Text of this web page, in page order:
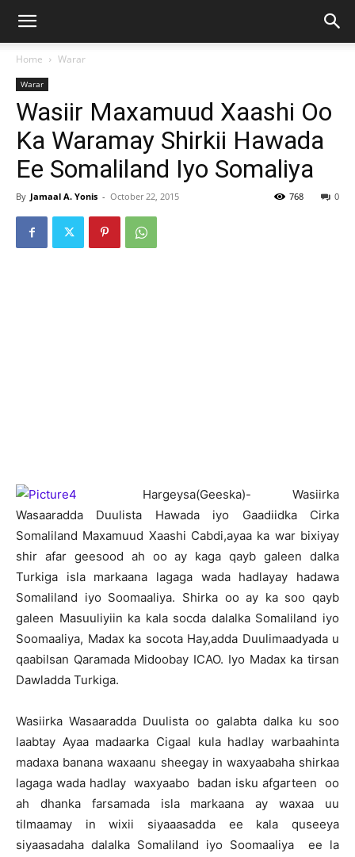
Home Warar
Warar
Wasiir Maxamuud Xaashi Oo
Ka Waramay Shirkii Hawada
Ee Somaliland Iyo Somaliya
By Jamaal A. Yonis - October 22, 2015 0
768
Hargeysa(Geeska)- Wasiirka
Wasaaradda Duulista Hawada iyo Gaadiidka Cirka
Somaliland Maxamuud Xaashi Cabdi,ayaa ka war bixiyay
shir afar geesood ah oo ay kaga qayb galeen dalka
Turkiga isla markaana lagaga wada hadlayay hadawa
Somaliland iyo Soomaaliya. Shirka oo ay ka soo qayb
galeen Masuuliyiin ka kala socda dalalka Somaliland iyo
Soomaaliya, Madax ka socota Hay,adda Duulimaadyada u
qaabilsan Qaramada Midoobay ICAO. Iyo Madax ka tirsan
Dawladda Turkiga.
Wasiirka Wasaaradda Duulista oo galabta dalka ku soo
laabtay Ayaa madaarka Cigaal kula hadlay warbaahinta
madaxa banana waxaanu sheegay in waxyaabaha shirkaa
lagaga wada hadlay waxyaabo badan isku afgarteen oo
ah dhanka farsamada isla markaana ay waxaa uu
tilmaamay in wixii siyaaasadda ee kala quseeya
siyaasadaha dalalka Somaliland iyo Soomaaliya ee la